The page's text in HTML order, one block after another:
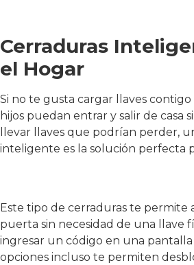
Cerraduras
el Hogar
Si no te gusta cargar llaves
hijos puedan entrar y salir de casa
llevar llaves que podrían perder,
inteligente es la solución perfecta
Este tipo de cerraduras te permite
puerta sin necesidad de una llave
ingresar un código en una
opciones incluso te permiten